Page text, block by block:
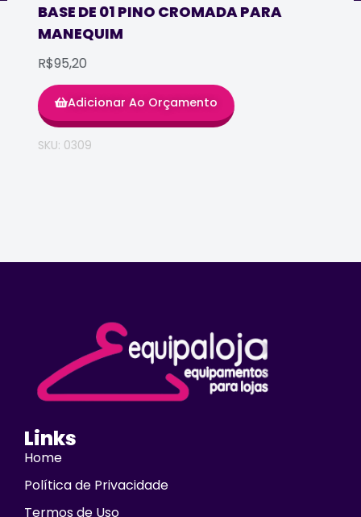
BASE DE 01 PINO CROMADA PARA
MANEQUIM
R$95,20
Adicionar Ao Orçamento
SKU: 0309
Links
Home
Política de Privacidade
Termos de Uso